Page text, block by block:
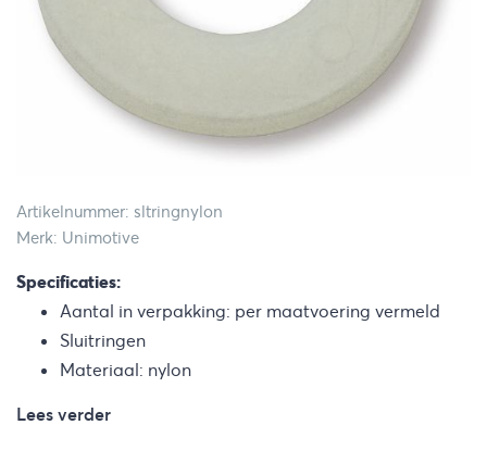
Artikelnummer: sltringnylon
Merk: Unimotive
Specificaties:
Aantal in verpakking: per maatvoering vermeld
Sluitringen
Materiaal: nylon
Lees verder